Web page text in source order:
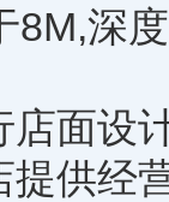
8M,深
店面设
提供经